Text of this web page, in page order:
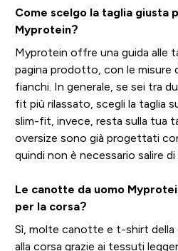
Come scelgo la taglia giusta
Myprotein?
Myprotein offre una guida alle
pagina prodotto, con le misure
fianchi. In generale, se sei tra
fit più rilassato, scegli la taglia
slim-fit, invece, resta sulla tua
oversize sono già progettati
quindi non è necessario salire di
Le canotte da uomo
per la corsa?
Sì, molte canotte e t-shirt
alla corsa grazie ai tessuti